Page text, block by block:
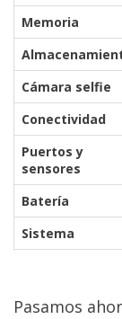
Memoria
Cámara selfie
Conectividad
Puertos y
sensores
Batería
Sistema
Pasamos